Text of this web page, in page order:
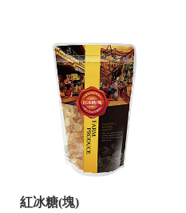
紅冰糖(塊)